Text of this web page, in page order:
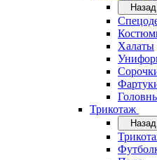
Назад
Халаты
Трикотаж
Назад